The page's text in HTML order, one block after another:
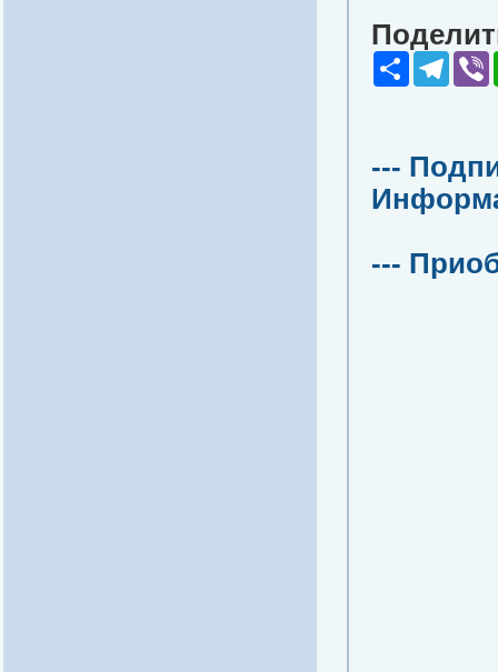
Share
---
---